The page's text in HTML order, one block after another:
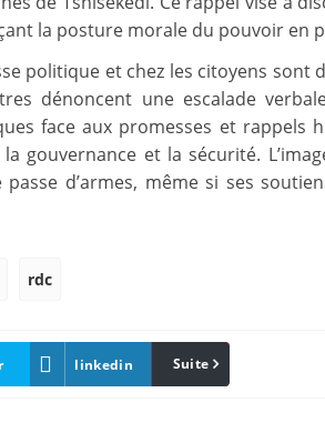
la posture morale du pouvoir en
politique et chez les citoyens sont
dénoncent une escalade
face aux promesses et rappels
gouvernance et la sécurité.
d’armes, même si ses
rdc
linkedin Pinterest
Suite